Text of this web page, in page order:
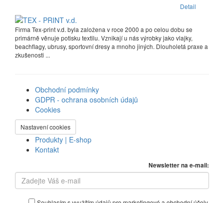
Detail
Firma Tex-print v.d. byla založena v roce 2000 a po celou dobu se
primárně věnuje potisku textilu. Vznikají u nás výrobky jako vlajky,
beachflagy, ubrusy, sportovní dresy a mnoho jiných. Dlouholetá praxe a
zkušenosti ...
Obchodní podmínky
GDPR - ochrana osobních údajů
Cookies
Nastavení cookies
Produkty | E-shop
Kontakt
Newsletter na e-mail: